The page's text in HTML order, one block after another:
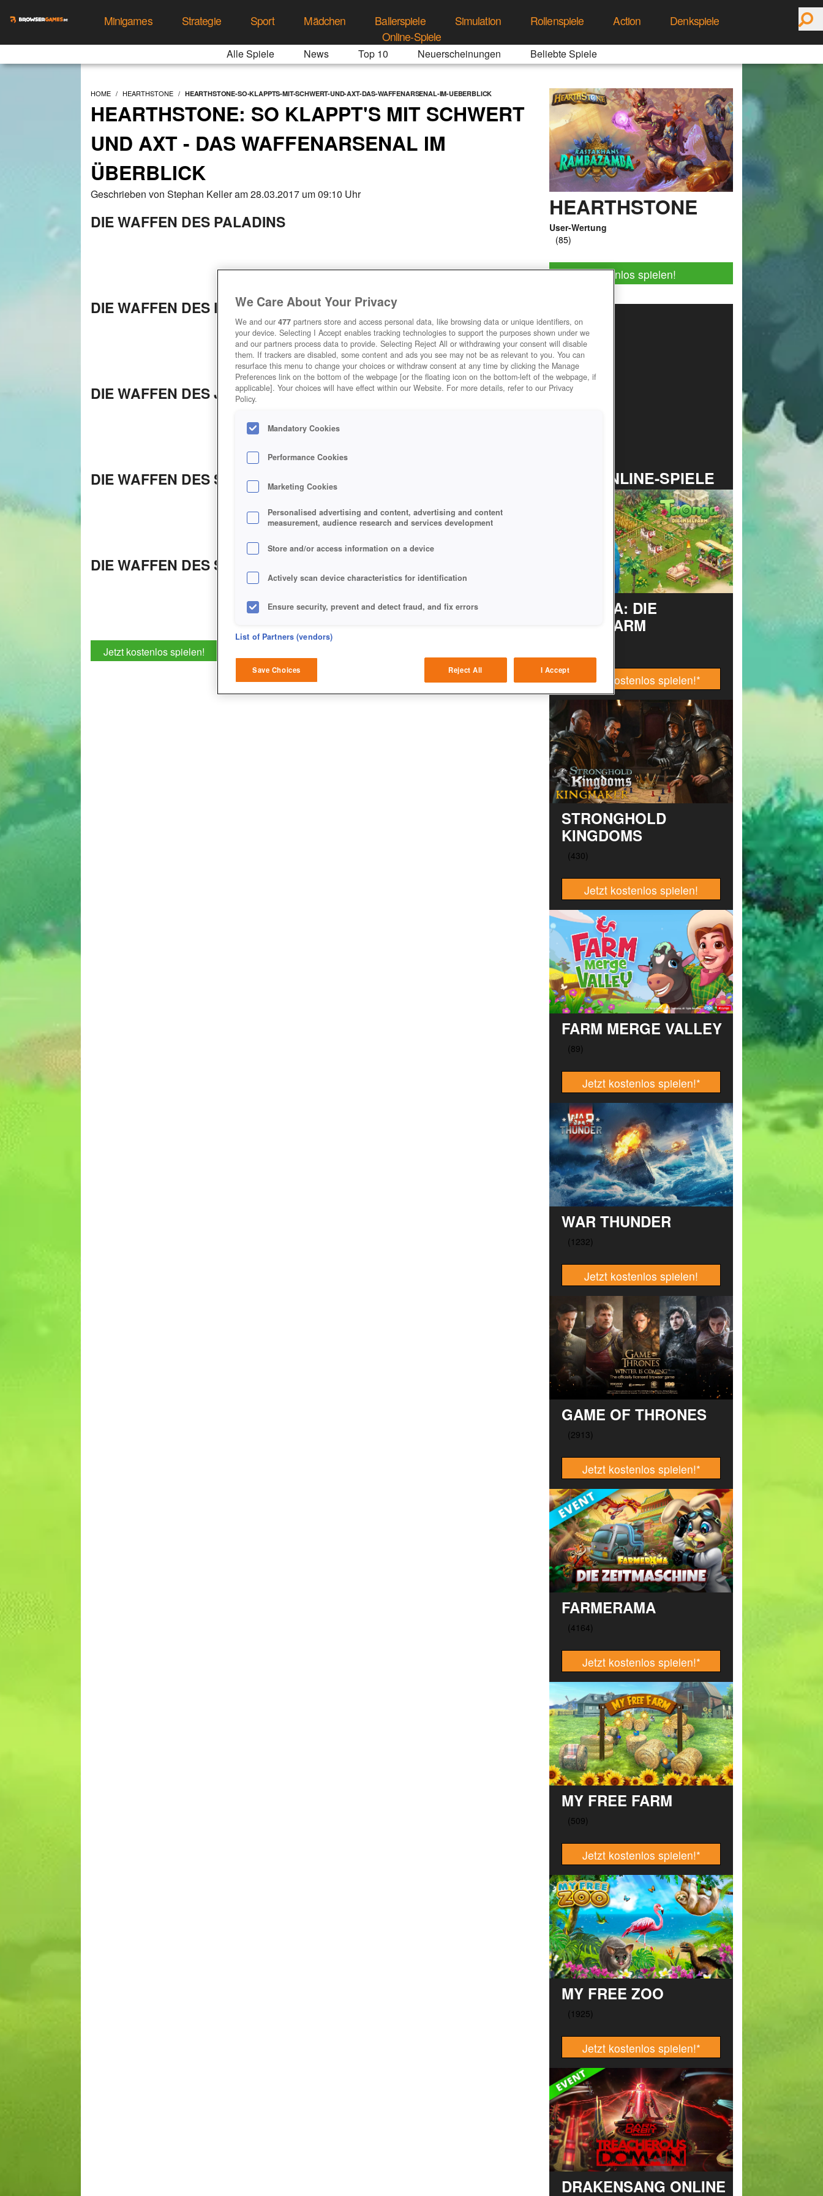
Minigames Strategie Sport Mädchen Ballerspiele Simulation Rollenspiele Action
Denkspiele
Online-Spiele
Alle Spiele News Top 10 Neuerscheinungen Beliebte Spiele
HOME HEARTHSTONE HEARTHSTONE-SO-KLAPPTS-MIT-SCHWERT-UND-AXT-DAS-WAFFENARSENAL-IM-UEBERBLICK
HEARTHSTONE: SO KLAPPT'S MIT SCHWERT
UND AXT - DAS WAFFENARSENAL IM
ÜBERBLICK
Geschrieben von Stephan Keller am 28.03.2017 um 09:10 Uhr
DIE WAFFEN DES PALADINS
DIE WAFFEN DES KRIEGERS
DIE WAFFEN DES JÄGERS
DIE WAFFEN DES SCHAMANEN
DIE WAFFEN DES SCHURKEN
Jetzt kostenlos spielen!
HEARTHSTONE
User-Wertung
Jetzt kostenlos spielen!
TOP ONLINE-SPIELE
TAONGA: DIE
INSELFARM
Jetzt kostenlos spielen!*
STRONGHOLD
KINGDOMS
Jetzt kostenlos spielen!
FARM MERGE VALLEY
Jetzt kostenlos spielen!*
WAR THUNDER
Jetzt kostenlos spielen!
GAME OF THRONES
Jetzt kostenlos spielen!*
FARMERAMA
Jetzt kostenlos spielen!*
MY FREE FARM
Jetzt kostenlos spielen!*
MY FREE ZOO
Jetzt kostenlos spielen!*
DRAKENSANG ONLINE
We Care About Your Privacy
We and our 477 partners store and access personal data, like browsing data or unique identifiers, on
your device. Selecting I Accept enables tracking technologies to support the purposes shown under we
and our partners process data to provide. Selecting Reject All or withdrawing your consent will disable
them. If trackers are disabled, some content and ads you see may not be as relevant to you. You can
resurface this menu to change your choices or withdraw consent at any time by clicking the Manage
Preferences link on the bottom of the webpage [or the floating icon on the bottom-left of the webpage, if
applicable]. Your choices will have effect within our Website. For more details, refer to our Privacy
Policy.
Mandatory Cookies
Performance Cookies
Marketing Cookies
Personalised advertising and content, advertising and content
measurement, audience research and services development
Store and/or access information on a device
Actively scan device characteristics for identification
Ensure security, prevent and detect fraud, and fix errors
Deliver and present advertising and content
Match and combine data from other data sources
Link different devices
List of Partners (vendors)
Save Choices Reject All I Accept